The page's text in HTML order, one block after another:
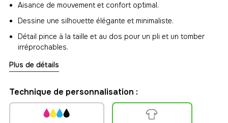
Aisance de mouvement et confort optimal.
Dessine une silhouette élégante et minimaliste.
Détail pince à la taille et au dos pour un pli et un tomber
irréprochables.
Plus de détails
Technique de personnalisation :